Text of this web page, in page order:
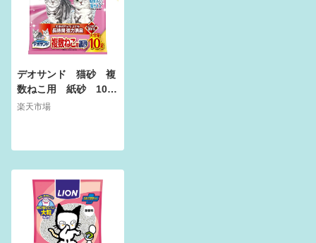
デオサンド 猫砂 複
数ねこ用 紙砂 10L
お一人様5点限り【H
楽天市場